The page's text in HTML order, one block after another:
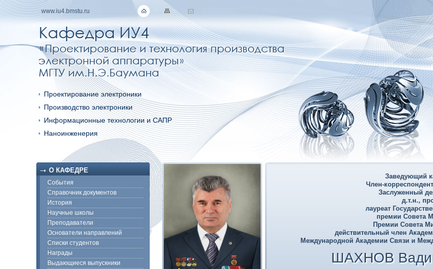
www.iu4.bmstu.ru
Проектирование электроники
Производство электроники
Информационные технологии и САПР
Наноинженерия
О КАФЕДРЕ
События
Справочник документов
История
Научные школы
Преподаватели
Основатели направлений
Списки студентов
Награды
Выдающиеся выпускники
Заведующий
Член-
Заслуженный
д.т.н.,
лауреат
премии Совета
Премии Совета
действительный член
Международной Академии Связи и
ШАХНОВ